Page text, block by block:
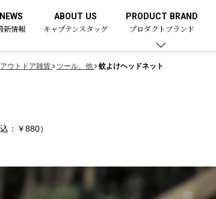
NEWS
新情報
ABOUT US
キャプテンスタッグ
PRODUCT BRAND
プロダクトブランド
ウトドア雑貨 ツール、他 蚊よけヘッドネット
込：￥880）